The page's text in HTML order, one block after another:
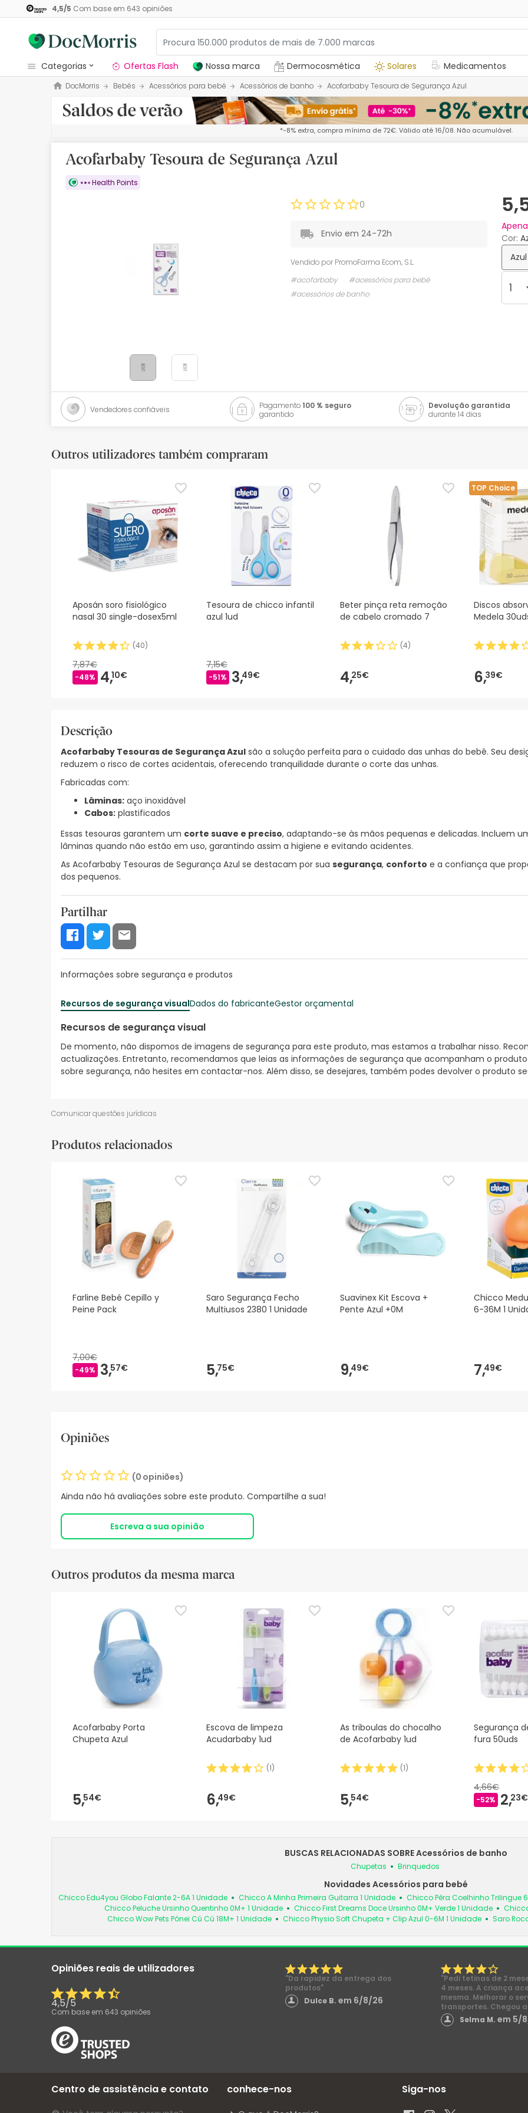
4,5/5 Com base em 643 opiniões
categorias
Dermocosmetica
Nossa marca
Medicamentos
Cosmética
Promoções
Mais vendidos
Ofertas Flash Nossa marca Dermocosmética Solares Medicamentos
DocMorris Bebés Acessórios para bebé Acessórios de banho Acofarbaby Tesoura de Segurança Azul
*-8% extra, compra mínima de 72€. Válido até 16/08. Não acumulável.
Acofarbaby Tesoura de Segurança Azul
Health Points
Cor
Azul
0
Envio em 24-72h
Vendido por PromoFarma Ecom, S.L.
#acofarbaby
#acessórios para bebé
#acessórios de banho
Vendedores confiáveis Pagamento100 % seguro
garantido
Devolução garantida
durante 14 dias
Outros utilizadores também compraram
Aposán soro fisiológico
nasal 30 single-dosex5ml
(40)
7,87€
-48% 4,10€
Tesoura de chicco infantil
azul 1ud
7,15€
-51% 3,49€
Beter pinça reta remoção
de cabelo cromado 7
(4)
4,25€
TOP Choice
Discos
Medela
6,39€
Descrição
Acofarbaby Tesouras de Segurança Azul são a solução perfeita para o cuidado das unhas do bebê. Seu
reduzem o risco de cortes acidentais, oferecendo tranquilidade durante o corte das unhas.
Fabricadas com:
Lâminas: aço inoxidável
Cabos: plastificados
Essas tesouras garantem um corte suave e preciso, adaptando-se às mãos pequenas e delicadas. Incluem
lâminas quando não estão em uso, garantindo assim a higiene e evitando acidentes.
As Acofarbaby Tesouras de Segurança Azul se destacam por sua segurança, conforto e a confiança que
dos pequenos.
Partilhar
Informações sobre segurança e produtos
Recursos de segurança visualDados do fabricanteGestor orçamental
Recursos de segurança visual
De momento, não dispomos de imagens de segurança para este produto, mas estamos a trabalhar nisso.
actualizações. Entretanto, recomendamos que leias as informações de segurança que acompanham o
sobre segurança, não hesites em contactar-nos. Além disso, se desejares, também podes devolver o produto
Comunicar questões jurídicas
Produtos relacionados
Farline Bebé Cepillo y
Peine Pack
7,00€
-49% 3,57€
Saro Segurança Fecho
Multiusos 2380 1 Unidade
5,75€
Suavinex Kit Escova +
Pente Azul +0M
9,49€
Chicco
6-36M 1
7,49€
Opiniões
(0 opiniões)
Ainda não há avaliações sobre este produto. Compartilhe a sua!
Escreva a sua opinião
Outros produtos da mesma marca
Acofarbaby Porta
Chupeta Azul
5,54€
Escova de limpeza
Acudarbaby 1ud
(1)
6,49€
As triboulas do chocalho
de Acofarbaby 1ud
(1)
5,54€
Segurança
fura 50uds
4,66€
-52% 2,23€
BUSCAS RELACIONADAS SOBRE Acessórios de banho
Chupetas Brinquedos
Novidades Acessórios para bebé
Chicco Edu4you Globo Falante 2-6A 1 Unidade Chicco A Minha Primeira Guitarra 1 Unidade Chicco Pêra Coelhinho Trilingue
Chicco Peluche Ursinho Quentinho 0M+ 1 Unidade
Chicco First Dreams Doce Ursinho 0M+ Verde 1 Unidade
Chicco Wow Pets Pónei Cú Cú 18M+ 1 Unidade
Chicco Physio Soft Chupeta + Clip Azul 0-6M 1 Unidade Saro
Opiniões reais de utilizadores
4,5/5
Com base em 643 opiniões
"Da rapidez da entrega dos
produtos"
Dulce B. em 6/8/26
"Pedi tetinas de 2
4 meses. A criança
mesma. Melhorar o
transportes. Chegou
Selma M.em 5/
Centro de assistência e contato conhece-nos Siga-nos